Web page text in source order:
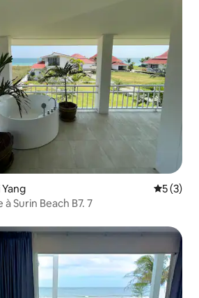
5 (3)
Surin Beach B7. 7